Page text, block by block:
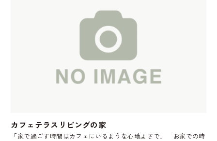
カフェテラスリビングの家
「家で過ごす時間はカフェにいるような心地よさで」 お家での時